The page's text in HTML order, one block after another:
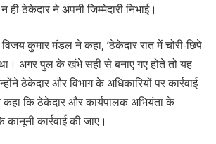
ठेकेदार ने अपनी जिम्मेदारी निभाई।
विजय कुमार मंडल ने कहा, ‘ठेकेदार रात में चोरी-छिपे
अगर पुल के खंभे सही से बनाए गए होते तो यह
ठेकेदार और विभाग के अधिकारियों पर कार्रवाई
कहा कि ठेकेदार और कार्यपालक अभियंता के
कार्रवाई की जाए।